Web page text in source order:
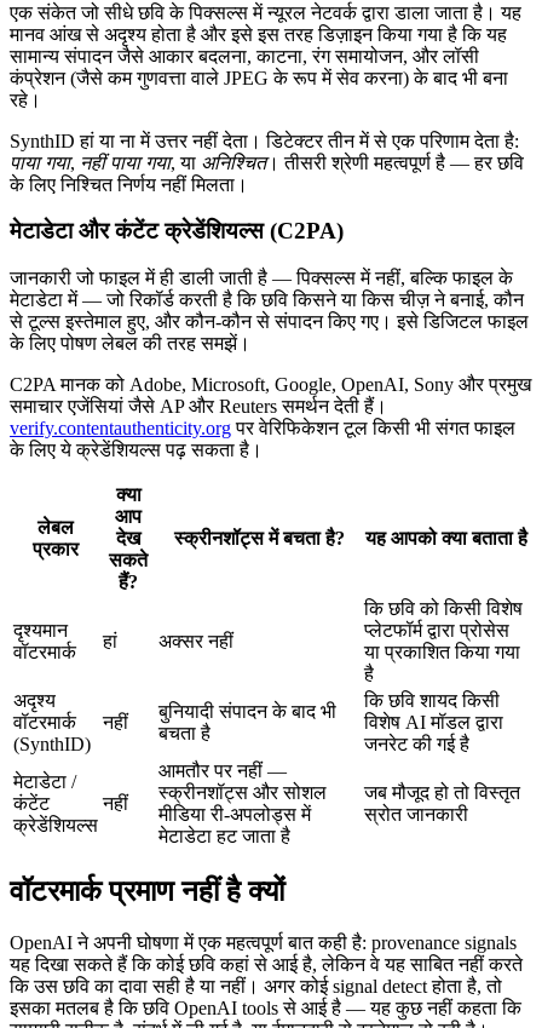
एक संकेत जो सीधे छवि के पिक्सल्स में न्यूरल नेटवर्क द्वारा डाला जाता है। यह
मानव आंख से अदृश्य होता है और इसे इस तरह डिज़ाइन किया गया है कि यह
सामान्य संपादन जैसे आकार बदलना, काटना, रंग समायोजन, और लॉसी
कंप्रेशन (जैसे कम गुणवत्ता वाले JPEG के रूप में सेव करना) के बाद भी बना
रहे।
SynthID हां या ना में उत्तर नहीं देता। डिटेक्टर तीन में से एक परिणाम देता है:
पाया गया, नहीं पाया गया, या अनिश्चित। तीसरी श्रेणी महत्वपूर्ण है — हर छवि
के लिए निश्चित निर्णय नहीं मिलता।
मेटाडेटा और कंटेंट क्रेडेंशियल्स (C2PA)
जानकारी जो फाइल में ही डाली जाती है — पिक्सल्स में नहीं, बल्कि फाइल के
मेटाडेटा में — जो रिकॉर्ड करती है कि छवि किसने या किस चीज़ ने बनाई, कौन
से टूल्स इस्तेमाल हुए, और कौन-कौन से संपादन किए गए। इसे डिजिटल फाइल
के लिए पोषण लेबल की तरह समझें।
C2PA मानक को Adobe, Microsoft, Google, OpenAI, Sony और प्रमुख
समाचार एजेंसियां जैसे AP और Reuters समर्थन देती हैं।
verify.contentauthenticity.orgपर वेरिफिकेशन टूल किसी भी संगत फाइल
के लिए ये क्रेडेंशियल्स पढ़ सकता है।
लेबल
प्रकार
क्या
आप
देख
सकते
हैं?
स्क्रीनशॉट्स में बचता है? यह आपको क्या बताता है
दृश्यमान
वॉटरमार्क
हां अक्सर नहीं
कि छवि को किसी विशेष
प्लेटफॉर्म द्वारा प्रोसेस
या प्रकाशित किया गया
है
अदृश्य
वॉटरमार्क
(SynthID)
नहीं
बुनियादी संपादन के बाद भी
बचता है
कि छवि शायद किसी
विशेष AI मॉडल द्वारा
जनरेट की गई है
मेटाडेटा /
कंटेंट
क्रेडेंशियल्स
नहीं
आमतौर पर नहीं —
स्क्रीनशॉट्स और सोशल
मीडिया री-अपलोड्स में
मेटाडेटा हट जाता है
जब मौजूद हो तो विस्तृत
स्रोत जानकारी
वॉटरमार्क प्रमाण नहीं है क्यों
OpenAI ने अपनी घोषणा में एक महत्वपूर्ण बात कही है: provenance signals
यह दिखा सकते हैं कि कोई छवि कहां से आई है, लेकिन वे यह साबित नहीं करते
कि उस छवि का दावा सही है या नहीं। अगर कोई signal detect होता है, तो
इसका मतलब है कि छवि OpenAI tools से आई है — यह कुछ नहीं कहता कि